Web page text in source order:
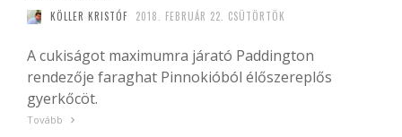
KÖLLER KRISTÓF 2018. FEBRUÁR 22. CSÜTÖRTÖK
A cukiságot maximumra járató Paddington
rendezője faraghat Pinnokióból élőszereplős
gyerkőcöt.
Tovább